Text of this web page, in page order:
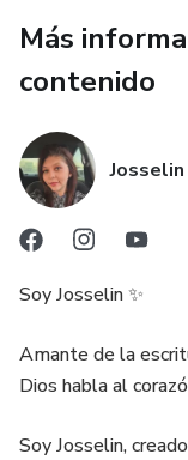
Más
contenido
Soy Josselin ✨
Amante de la
Dios habla al
Soy Josselin,